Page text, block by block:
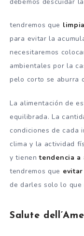
tendremos que
para evitar la
necesitaremos
ambientales por la
pelo corto se aburra
La alimentación de
equilibrada. La
condiciones de cada
clima y la actividad
y tienentendencia a
tendremos que
de darles solo lo que
Salute